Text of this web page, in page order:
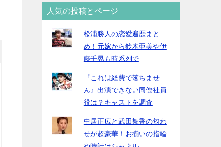
人気の投稿とページ
松浦勝人の恋愛遍歴まと
め！元嫁から鈴木亜美や伊
藤千晃も時系列で
『これは経費で落ちませ
ん』出演できない同僚社員
役は？キャストを調査
中居正広と武田舞香の匂わ
せが超豪華！お揃いの指輪